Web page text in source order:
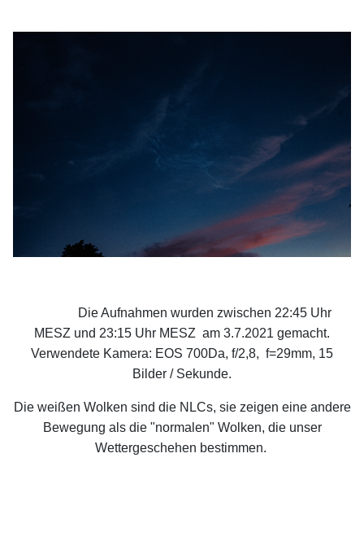
Die Aufnahmen wurden zwischen 22:45 Uhr
MESZ und 23:15 Uhr MESZ am 3.7.2021 gemacht.
Verwendete Kamera: EOS 700Da, f/2,8, f=29mm, 15
Bilder / Sekunde.
Die weißen Wolken sind die NLCs, sie zeigen eine andere
Bewegung als die "normalen" Wolken, die unser
Wettergeschehen bestimmen.